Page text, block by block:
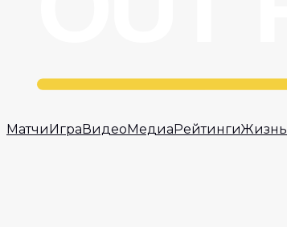
МатчиИграВидеоМедиаРейтингиЖизнь